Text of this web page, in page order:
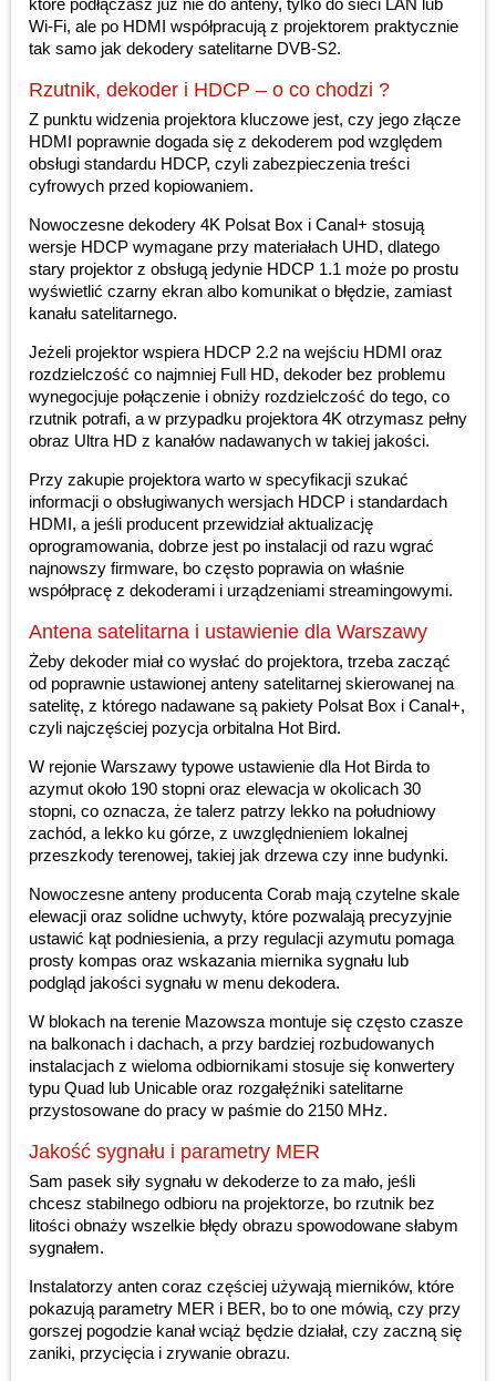
które podłączasz już nie do anteny, tylko do sieci LAN lub
Wi-Fi, ale po HDMI współpracują z projektorem praktycznie
tak samo jak dekodery satelitarne DVB-S2.
Rzutnik, dekoder i HDCP – o co chodzi ?
Z punktu widzenia projektora kluczowe jest, czy jego złącze
HDMI poprawnie dogada się z dekoderem pod względem
obsługi standardu HDCP, czyli zabezpieczenia treści
cyfrowych przed kopiowaniem.
Nowoczesne dekodery 4K Polsat Box i Canal+ stosują
wersje HDCP wymagane przy materiałach UHD, dlatego
stary projektor z obsługą jedynie HDCP 1.1 może po prostu
wyświetlić czarny ekran albo komunikat o błędzie, zamiast
kanału satelitarnego.
Jeżeli projektor wspiera HDCP 2.2 na wejściu HDMI oraz
rozdzielczość co najmniej Full HD, dekoder bez problemu
wynegocjuje połączenie i obniży rozdzielczość do tego, co
rzutnik potrafi, a w przypadku projektora 4K otrzymasz pełny
obraz Ultra HD z kanałów nadawanych w takiej jakości.
Przy zakupie projektora warto w specyfikacji szukać
informacji o obsługiwanych wersjach HDCP i standardach
HDMI, a jeśli producent przewidział aktualizację
oprogramowania, dobrze jest po instalacji od razu wgrać
najnowszy firmware, bo często poprawia on właśnie
współpracę z dekoderami i urządzeniami streamingowymi.
Antena satelitarna i ustawienie dla Warszawy
Żeby dekoder miał co wysłać do projektora, trzeba zacząć
od poprawnie ustawionej anteny satelitarnej skierowanej na
satelitę, z którego nadawane są pakiety Polsat Box i Canal+,
czyli najczęściej pozycja orbitalna Hot Bird.
W rejonie Warszawy typowe ustawienie dla Hot Birda to
azymut około 190 stopni oraz elewacja w okolicach 30
stopni, co oznacza, że talerz patrzy lekko na południowy
zachód, a lekko ku górze, z uwzględnieniem lokalnej
przeszkody terenowej, takiej jak drzewa czy inne budynki.
Nowoczesne anteny producenta Corab mają czytelne skale
elewacji oraz solidne uchwyty, które pozwalają precyzyjnie
ustawić kąt podniesienia, a przy regulacji azymutu pomaga
prosty kompas oraz wskazania miernika sygnału lub
podgląd jakości sygnału w menu dekodera.
W blokach na terenie Mazowsza montuje się często czasze
na balkonach i dachach, a przy bardziej rozbudowanych
instalacjach z wieloma odbiornikami stosuje się konwertery
typu Quad lub Unicable oraz rozgałęźniki satelitarne
przystosowane do pracy w paśmie do 2150 MHz.
Jakość sygnału i parametry MER
Sam pasek siły sygnału w dekoderze to za mało, jeśli
chcesz stabilnego odbioru na projektorze, bo rzutnik bez
litości obnaży wszelkie błędy obrazu spowodowane słabym
sygnałem.
Instalatorzy anten coraz częściej używają mierników, które
pokazują parametry MER i BER, bo to one mówią, czy przy
gorszej pogodzie kanał wciąż będzie działał, czy zaczną się
zaniki, przycięcia i zrywanie obrazu.